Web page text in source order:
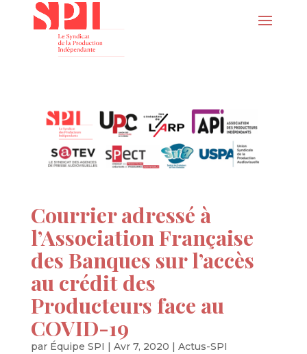
Courrier adressé à
l’Association Française
des Banques sur l’accès
au crédit des
Producteurs face au
COVID-19
par Équipe SPI | Avr 7, 2020 | Actus-SPI